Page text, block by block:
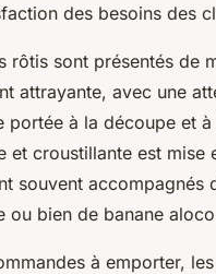
des besoins des
rôtis sont présentés de
attrayante, avec une
portée à la découpe et
et croustillante est mise
souvent accompagnés
ou bien de banane
à emporter,